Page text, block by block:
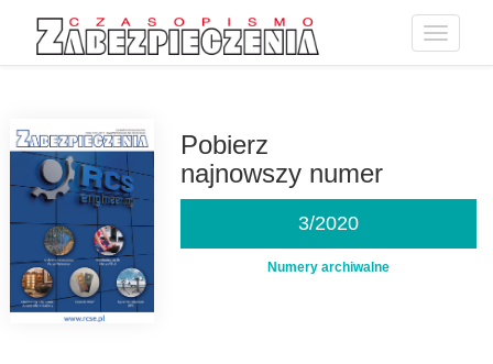
Toggle
Pobierz
najnowszy numer
3/2020
Numery archiwalne